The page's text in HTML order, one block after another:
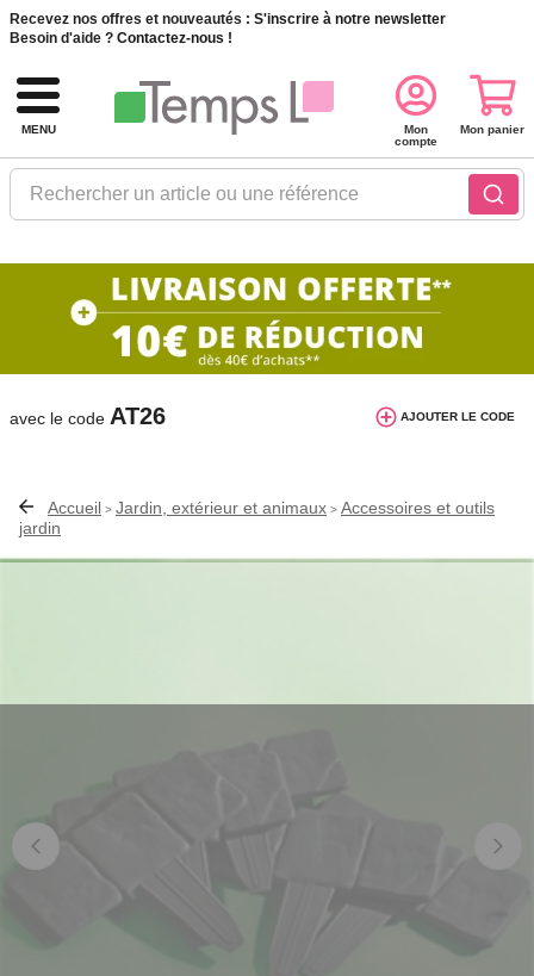
Recevez nos offres et nouveautés : S'inscrire à notre newsletter
Besoin d'aide ? Contactez-nous !
MENU
Rechercher un article ou une référence
Mon
compte
Mon panier
10€ de réduction dès 40€ d'achat. Offre
valable du 03/08/2026 au 12/08/2026.
avec le code AT26 AJOUTER LE CODE
Accueil > Jardin, extérieur et animaux > Accessoires et outils
jardin